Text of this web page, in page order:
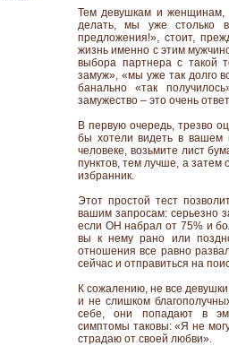
Тем девушкам и женщинам,
делать, мы уже столько
предложения!», стоит,
жизнь именно с этим
выбора партнера с такой
замуж», «мы уже так долго
банально «так
замужество – это очень
В первую очередь, трезво
бы хотели видеть в вашем
человеке, возьмите лист
пунктов, тем лучше, а затем
избранник.
Этот простой тест
вашим запросам: серьезно
если ОН набрал от 75% и
вы к нему рано или
отношения все равно
сейчас и отправиться на
К сожалению, не все
и не слишком
себе, они попадают в
симптомы таковы: «Я не
страдаю от своей любви».